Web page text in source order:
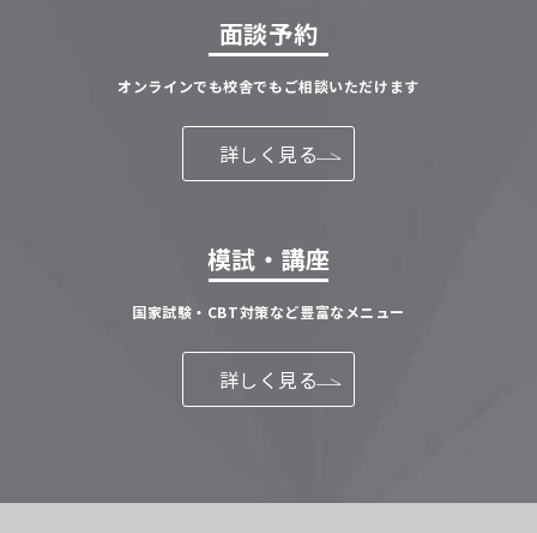
面談予約
オンラインでも校舎でもご相談いただけます
詳しく見る
模試・講座
国家試験・CBT対策など豊富なメニュー
詳しく見る